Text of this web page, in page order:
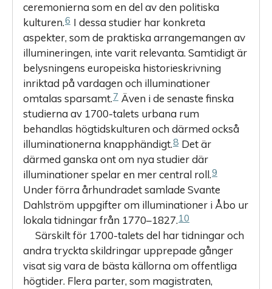
ceremonierna som en del av den politiska
kulturen.6 I dessa studier har konkreta
aspekter, som de praktiska ­arrangemangen av
illumineringen, inte varit relevanta. Samtidigt är
belysningens europeiska historieskrivning
inriktad på vardagen och illuminationer
omtalas sparsamt.7 Även i de senaste finska
studierna av 1700-talets urbana rum
behandlas högtidskulturen och därmed också
illuminationerna knapphändigt.8 Det är
därmed ganska ont om nya studier där
illuminationer spelar en mer central roll.9
Under förra århundradet samlade Svante
Dahlström uppgifter om illuminationer i Åbo ur
lokala tidningar från 1770–1827.10
Särskilt för 1700-talets del har tidningar och
andra tryckta skildringar upprepade gånger
visat sig vara de bästa källorna om offentliga
högtider. Flera parter, som magistraten,